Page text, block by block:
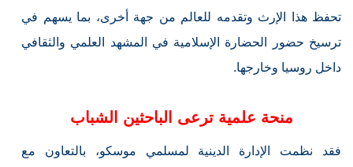
تحفظ هذا الإرث وتقدمه للعالم من جهة أخرى، بما يسهم في
ترسيخ حضور الحضارة الإسلامية في المشهد العلمي والثقافي
داخل روسيا وخارجها.
منحة علمية ترعى الباحثين الشباب
فقد نظمت الإدارة الدينية لمسلمي موسكو، بالتعاون مع